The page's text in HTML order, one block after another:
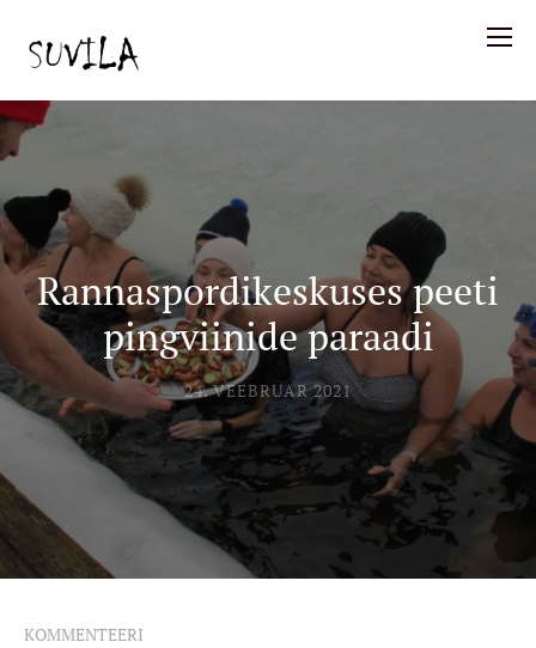
Rannaspordikeskuses peeti
pingviinide paraadi
24. VEEBRUAR 2021
KOMMENTEERI